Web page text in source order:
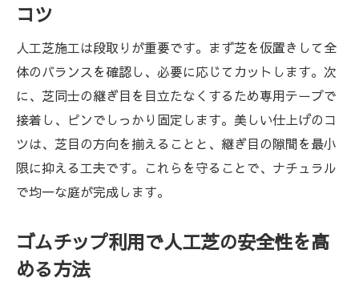
コツ
人工芝施工は段取りが重要です。まず芝を仮置きして全
体のバランスを確認し、必要に応じてカットします。次
に、芝同士の継ぎ目を目立たなくするため専用テープで
接着し、ピンでしっかり固定します。美しい仕上げのコ
ツは、芝目の方向を揃えることと、継ぎ目の隙間を最小
限に抑える工夫です。これらを守ることで、ナチュラル
で均一な庭が完成します。
ゴムチップ利用で人工芝の安全性を高
める方法